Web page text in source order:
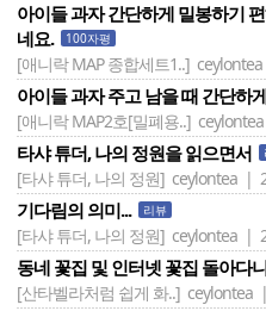
아이들 과자 간단하게 밀봉하기
네요.
100자평
[애니락 MAP 종합세트1..]
아이들 과자 주고 남을 때 간단하
[애니락 MAP2호[밀폐용..]
타샤 튜더, 나의 정원을 읽으면서
[타샤 튜더, 나의 정원] ceylontea |
기다림의 의미... 리뷰
[타샤 튜더, 나의 정원] ceylontea |
동네 꽃집 및 인터넷 꽃집 돌아다
[산타벨라처럼 쉽게 화..] ceylontea